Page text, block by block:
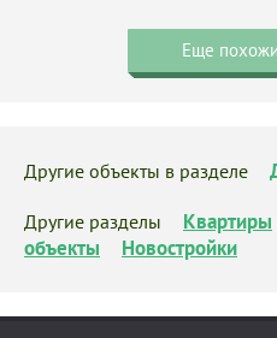
Еще
Другие объекты в разделе
Другие разделы Квартиры
объекты
Новостройки